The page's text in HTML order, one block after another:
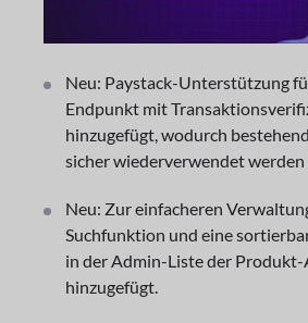
Neu: Paystack-Unterstützung
Endpunkt mit
hinzugefügt, wodurch
sicher wiederverwendet werden
Neu: Zur einfacheren
Suchfunktion und eine
in der Admin-Liste der
hinzugefügt.